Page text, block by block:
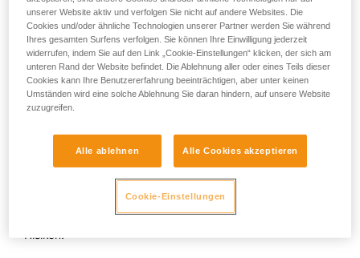
• Schnelle automatische Verriegelung.
Nachteile:
• Die Hülse muss bei jedem Öffnen entriegelt werden.
• Um ein Gerät in den Karabiner einzuhängen, werden beide
SICHERHEIT
Risiken:
unserer Website aktiv und verfolgen Sie nicht auf andere Websites. Die
Cookies und/oder ähnliche Technologien unserer Partner werden Sie während
Ihres gesamten Surfens verfolgen. Sie können Ihre Einwilligung jederzeit
widerrufen, indem Sie auf den Link „Cookie-Einstellungen“ klicken, der sich am
unteren Rand der Website befindet. Die Ablehnung aller oder eines Teils dieser
Cookies kann Ihre Benutzererfahrung beeinträchtigen, aber unter keinen
Umständen wird eine solche Ablehnung Sie daran hindern, auf unsere Website
zuzugreifen.
Alle ablehnen Alle Cookies akzeptieren
Cookie-Einstellungen